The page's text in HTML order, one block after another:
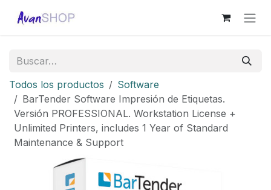
Todos los productos
Software
BarTender Software Impresión de Etiquetas.
Versión PROFESSIONAL. Workstation License +
Unlimited Printers, includes 1 Year of Standard
Maintenance & Support